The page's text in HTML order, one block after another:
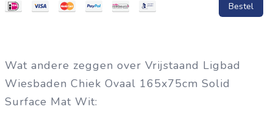
Bestel
Wat andere zeggen over Vrijstaand Ligbad
Wiesbaden Chiek Ovaal 165x75cm Solid
Surface Mat Wit: